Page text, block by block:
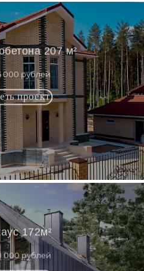
207 м²
000 рублей
172м²
000 рублей